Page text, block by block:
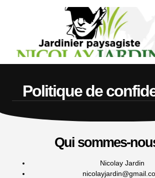
Politique de
Qui sommes-
Nicolay Jardin